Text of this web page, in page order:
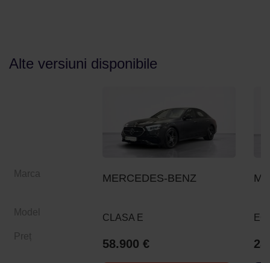
Alte versiuni disponibile
Marca
Model
Preț
MERCEDES-BENZ
CLASA E
58.900 €